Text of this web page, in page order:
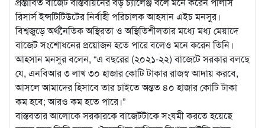
রিসার্স ইন্সটিটিউটের নির্বাহী পরিচালক আহসান এইচ মনসুর।
বিশ্বজুড়ে অর্থনৈতিক অস্থিরতা ও অস্থিতিশীলতার মধ্যে মধ্য মেয়াদে
বাজেট সংশোধনের প্রয়োজন হতে পারে বলেও মনে করেন তিনি।
আহসান মনসুর বলেন, “এ বছরের (২০২১-২২) বাজেটে সরকার বলছে
যে, এনবিআর ৩ লাখ ৩০ হাজার কোটি টাকার রাজস্ব আদায় করবে,
আসলে আমাদের হিসাবে তার চাইতে অন্তত ৪০ হাজার কোটি টাকা
কম হবে; আরও কম হতে পারে।”
বাস্তবতার আলোকে সরকারকে বাজেটটাকে সংযমী করতে হয়েছে